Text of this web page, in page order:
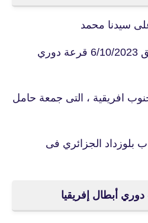
سيدنا محمد
اقيم اليوم الجمعة الموافق 6/10/2023 قرعة دوري
افريقية ، التى جمعة حامل
بلوزداد الجزائري فى
أبطال إفريقيا